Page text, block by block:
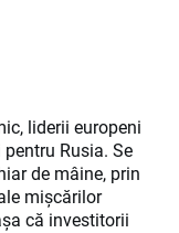
liderii europeni
Rusia. Se
de mâine, prin
mișcărilor
că investitorii